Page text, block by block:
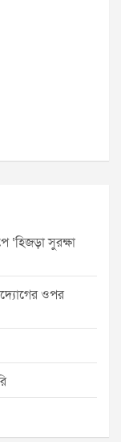
‘হিজড়া সুরক্ষা
ওপর